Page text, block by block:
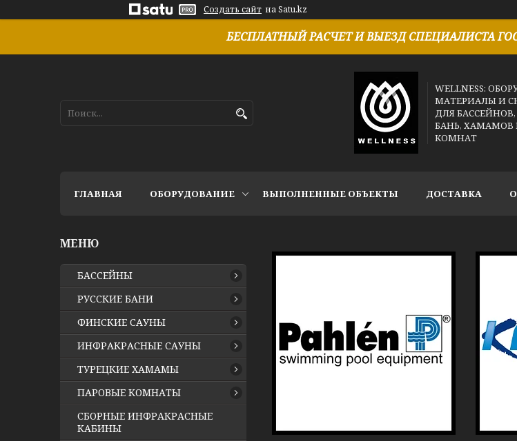
Создать сайт на Satu.kz
БЕСПЛАТНЫЙ РАСЧЕТ И ВЫЕЗД СПЕЦИАЛИСТА
WELLNESS:
МАТЕРИАЛЫ И
ДЛЯ БАССЕЙНОВ,
БАНЬ, ХАМАМОВ
КОМНАТ
ГЛАВНАЯ ОБОРУДОВАНИЕ ВЫПОЛНЕННЫЕ ОБЪЕКТЫ ДОСТАВКА
БАССЕЙНЫ
РУССКИЕ БАНИ
ФИНСКИЕ САУНЫ
ИНФРАКРАСНЫЕ САУНЫ
ТУРЕЦКИЕ ХАМАМЫ
ПАРОВЫЕ КОМНАТЫ
СБОРНЫЕ ИНФРАКРАСНЫЕ
КАБИНЫ